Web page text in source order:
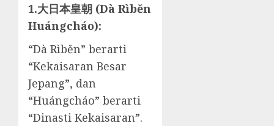
1.大日本皇朝 (Dà Rìběn
Huángcháo):
“Dà Rìběn” berarti
“Kekaisaran Besar
Jepang”, dan
“Huángcháo” berarti
“Dinasti Kekaisaran”.